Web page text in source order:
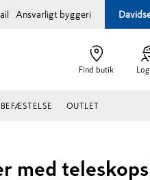
Ansvarligt byggeri
Find butik
BEFÆSTELSE OUTLET
med